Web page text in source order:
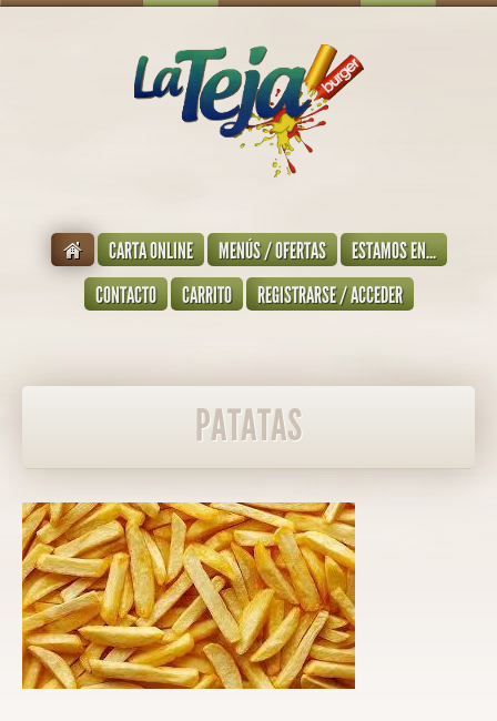
CARTA ONLINE MENÚS / OFERTAS
ESTAMOS EN...
CONTACTO
CARRITO REGISTRARSE / ACCEDER
PATATAS